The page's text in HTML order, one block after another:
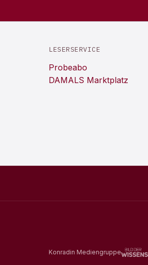
LESERSERVICE
Probeabo
DAMALS Marktplatz
Konradin Mediengruppe